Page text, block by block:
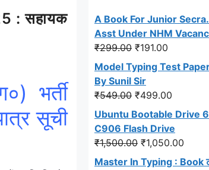
: सहायक
भर्ती
सूची
A Book For Junior
Asst Under NHM
₹299.00 Original
price
was:
₹299.00.
₹191.00
price
₹191.00.
Model Typing Test
By Sunil Sir
₹549.00 Original
price
was:
₹549.00.
₹499.00
price
₹499.00.
Ubuntu Bootable Drive
C906 Flash Drive
₹1,500.00 Original
price
₹1,050.00
price
Master In Typing : Book